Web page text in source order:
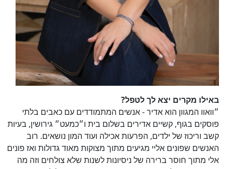
באילו מקרים יצא לך לטפל?
״וואוו המגוון הוא אדיר - אנשים המתמודדים עם כאבים בלתי
פוסקים בגוף, קשיים אדירים בשלום בית ו״כמעט״ גירושין, בעיות
קשב וריכוז של ילדים, הפרעות אכילה ועוד המון נושאים. רוב
האנשים שפונים אליי מגיעים מתוך מצוקות מאוד גדולות ואז פונים
אלי מתוך חוסר ברירה של ניסיונות לשנות שלא צולחים וזה מה